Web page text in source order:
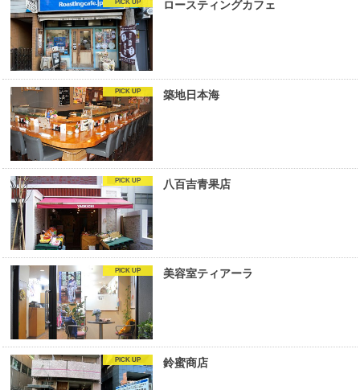
ロースティングカフェ
築地日本海
八百吉青果店
美容室ティアーラ
鈴蜜商店